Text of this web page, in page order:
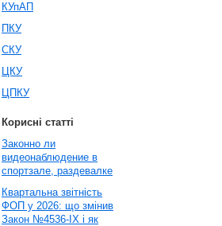
КУпАП
ПКУ
СКУ
ЦКУ
ЦПКУ
Корисні статті
Законно ли
видеонаблюдение в
спортзале, раздевалке
Квартальна звітність
ФОП у 2026: що змінив
Закон №4536-IX і як